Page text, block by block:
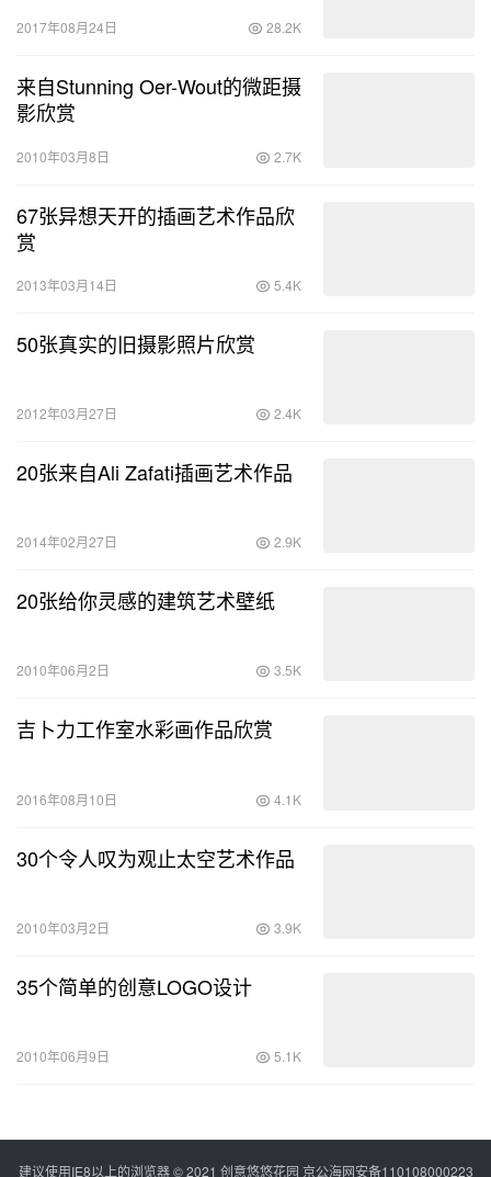
2017年08月24日 28.2K
来自Stunning Oer-Wout的微距摄
影欣赏
2010年03月8日 2.7K
67张异想天开的插画艺术作品欣
赏
2013年03月14日 5.4K
50张真实的旧摄影照片欣赏
2012年03月27日 2.4K
20张来自Ali Zafati插画艺术作品
2014年02月27日 2.9K
20张给你灵感的建筑艺术壁纸
2010年06月2日 3.5K
吉卜力工作室水彩画作品欣赏
2016年08月10日 4.1K
30个令人叹为观止太空艺术作品
2010年03月2日 3.9K
35个简单的创意LOGO设计
2010年06月9日 5.1K
建议使用IE8以上的浏览器 © 2021 创意悠悠花园 京公海网安备110108000223